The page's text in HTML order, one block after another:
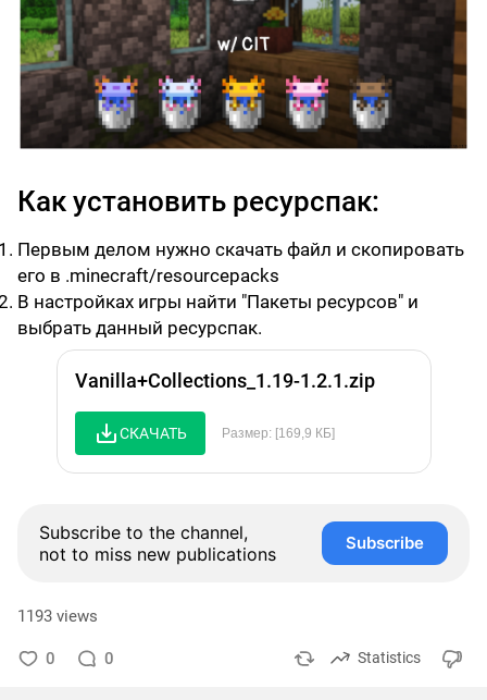
Как установить ресурспак:
Первым делом нужно скачать файл и скопировать
его в .minecraft/resourcepacks
В настройках игры найти "Пакеты ресурсов" и
выбрать данный ресурспак.
Vanilla+Collections_1.19-1.2.1.zip
СКАЧАТЬ Размер: [169,9 КБ]
Subscribe to the channel,
not to miss new publications
Subscribe
1193 views
0 0 Statistics